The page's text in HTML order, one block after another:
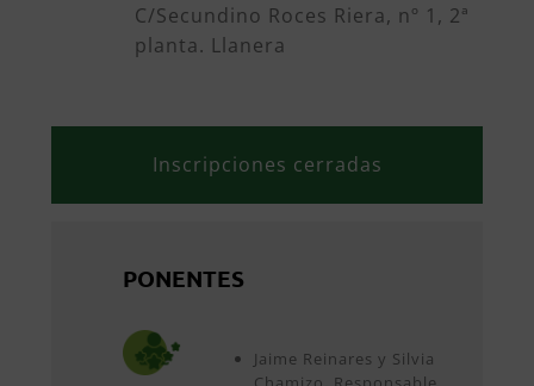
C/Secundino Roces Riera, nº 1, 2ª
planta. Llanera
Inscripciones cerradas
PONENTES
Jaime Reinares y Silvia